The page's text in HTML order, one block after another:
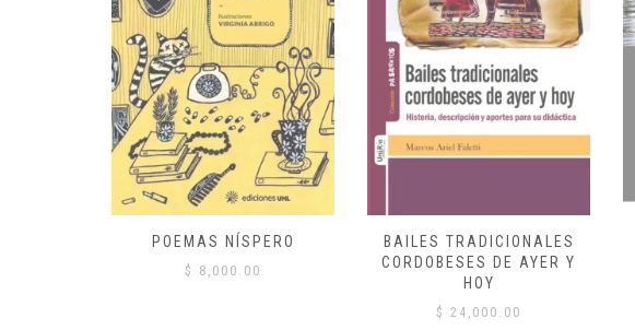
POEMAS NÍSPERO
$ 8,000.00
BAILES TRADICIONALES
CORDOBESES DE AYER Y
HOY
$ 24,000.00